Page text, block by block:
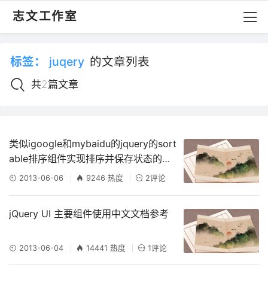
志文工作室
标签： juqery 的文章列表
共2篇文章
类似igoogle和mybaidu的jquery的sort
able排序组件实现排序并保存状态的办
法 2013-06-06 9246 热度 2评论
jQuery UI 主要组件使用中文文档参考
2013-06-04 14441 热度 1评论